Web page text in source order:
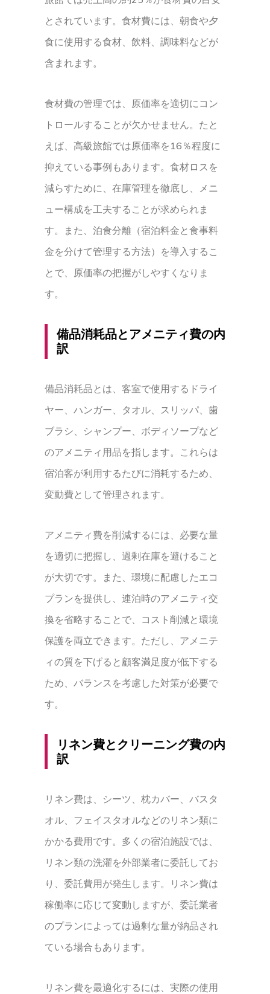
とされています。食材費には、朝食や夕
食に使用する食材、飲料、調味料などが
含まれます。
食材費の管理では、原価率を適切にコン
トロールすることが欠かせません。たと
えば、高級旅館では原価率を16％程度に
抑えている事例もあります。食材ロスを
減らすために、在庫管理を徹底し、メニ
ュー構成を工夫することが求められま
す。また、泊食分離（宿泊料金と食事料
金を分けて管理する方法）を導入するこ
とで、原価率の把握がしやすくなりま
す。
備品消耗品とアメニティ費の内
訳
備品消耗品とは、客室で使用するドライ
ヤー、ハンガー、タオル、スリッパ、歯
ブラシ、シャンプー、ボディソープなど
のアメニティ用品を指します。これらは
宿泊客が利用するたびに消耗するため、
変動費として管理されます。
アメニティ費を削減するには、必要な量
を適切に把握し、過剰在庫を避けること
が大切です。また、環境に配慮したエコ
プランを提供し、連泊時のアメニティ交
換を省略することで、コスト削減と環境
保護を両立できます。ただし、アメニテ
ィの質を下げると顧客満足度が低下する
ため、バランスを考慮した対策が必要で
す。
リネン費とクリーニング費の内
訳
リネン費は、シーツ、枕カバー、バスタ
オル、フェイスタオルなどのリネン類に
かかる費用です。多くの宿泊施設では、
リネン類の洗濯を外部業者に委託してお
り、委託費用が発生します。リネン費は
稼働率に応じて変動しますが、委託業者
のプランによっては過剰な量が納品され
ている場合もあります。
リネン費を最適化するには、実際の使用